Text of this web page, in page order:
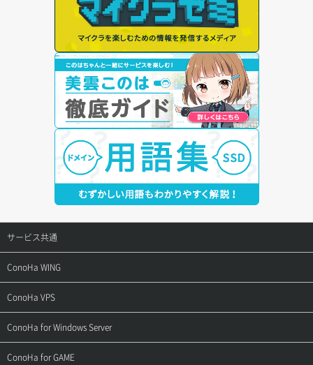
サービス共通
サポートトップ
ご契約・お支払い
用語集
ConoHa WING
サポートトップ
ご利用ガイド
ConoHa VPS
サポートトップ
ご利用ガイド
ConoHa for Windows Server
サポートトップ
ConoHa for GAME